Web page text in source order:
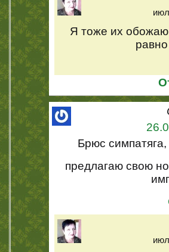
Я тоже их
Брюс
предлагаю свою